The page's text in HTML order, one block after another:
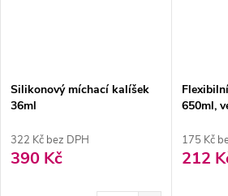
Silikonový míchací kalíšek
36ml
322 Kč bez DPH
390 Kč
650ml,
175 Kč
212